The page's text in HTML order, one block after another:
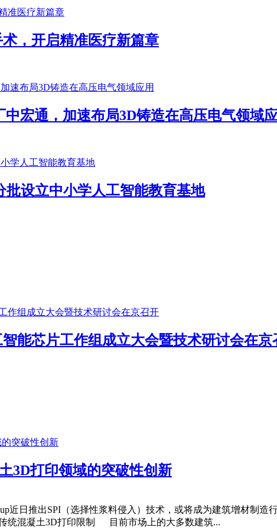
，开启精准医疗新篇章
宏通，加速布局3D铸造在高压电气领域
设立中小学人工智能教育基地
能芯片工作组成立大会暨技术研讨会在京
3D打印领域的突破性创新
近日推出SPI（选择性浆料侵入）技术，或将成为建筑增材制
统混凝土3D打印限制 目前市场上的大多数建筑...